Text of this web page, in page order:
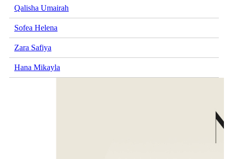
Qalisha Umairah
Sofea Helena
Zara Safiya
Hana Mikayla